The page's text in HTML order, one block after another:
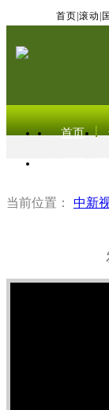
首页 滚动
首页
当前位置： 中新